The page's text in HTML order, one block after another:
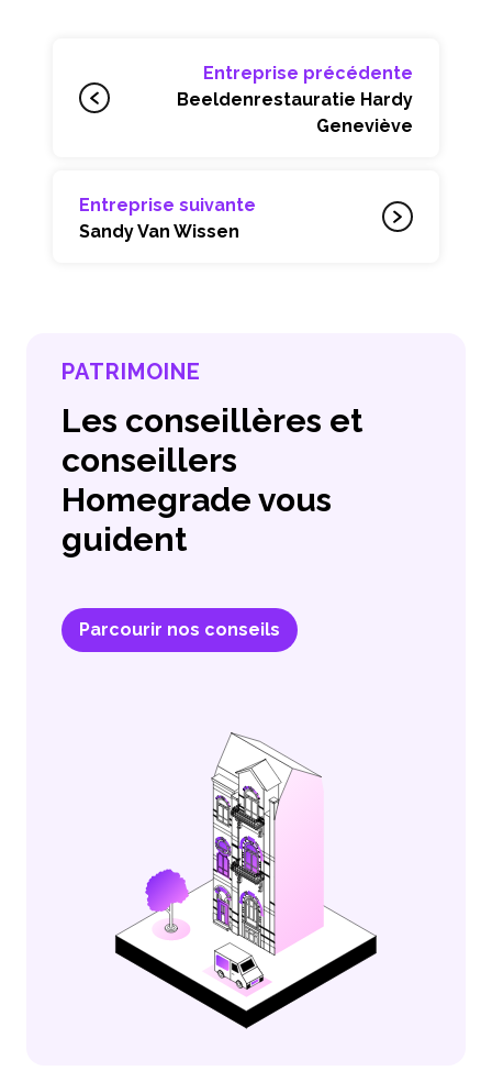
Entreprise précédente
Beeldenrestauratie Hardy
Geneviève
Entreprise suivante
Sandy Van Wissen
PATRIMOINE
Les conseillères et
conseillers
Homegrade vous
guident
Parcourir nos conseils